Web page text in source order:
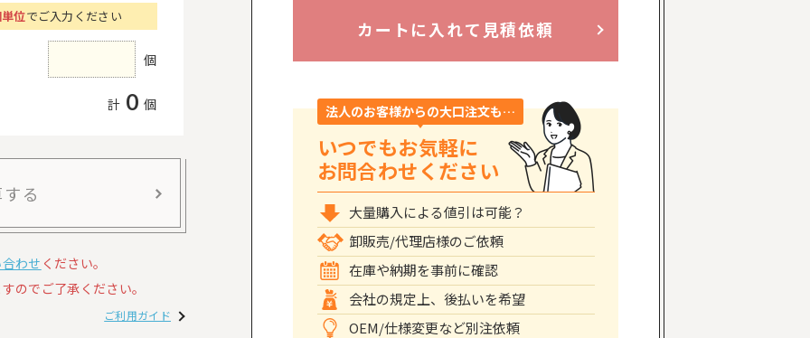
位でご入力ください
個
計 0 個
る
わせ ください。
のでご了承ください。
ご利用ガイド
カートに入れて見積依頼
法人のお客様からの大口注文も…
いつでもお気軽に
お問合わせください
大量購入による値引は可能？
卸販売/代理店様のご依頼
在庫や納期を事前に確認
会社の規定上、後払いを希望
OEM/仕様変更など別注依頼